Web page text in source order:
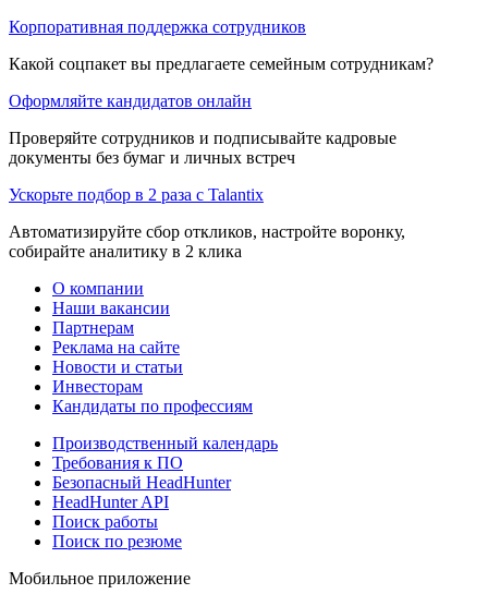
Корпоративная поддержка сотрудников
Какой соцпакет вы предлагаете семейным сотрудникам?
Оформляйте кандидатов онлайн
Проверяйте сотрудников и подписывайте кадровые
документы без бумаг и личных встреч
Ускорьте подбор в 2 раза с Talantix
Автоматизируйте сбор откликов, настройте воронку,
собирайте аналитику в 2 клика
О компании
Наши вакансии
Партнерам
Реклама на сайте
Новости и статьи
Инвесторам
Кандидаты по профессиям
Производственный календарь
Требования к ПО
Безопасный HeadHunter
HeadHunter API
Поиск работы
Поиск по резюме
Мобильное приложение